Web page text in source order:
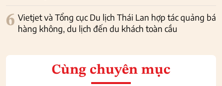
6 Vietjet và Tổng cục Du lịch Thái Lan hợp tác quảng bá
hàng không, du lịch đến du khách toàn cầu
Cùng chuyên mục